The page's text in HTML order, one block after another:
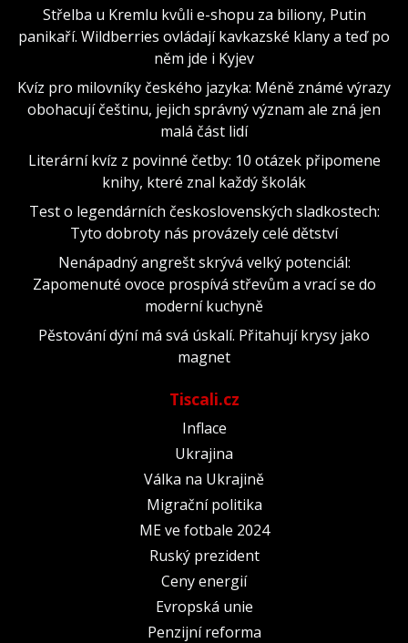
Střelba u Kremlu kvůli e-shopu za biliony, Putin
panikaří. Wildberries ovládají kavkazské klany a teď po
něm jde i Kyjev
Kvíz pro milovníky českého jazyka: Méně známé výrazy
obohacují češtinu, jejich správný význam ale zná jen
malá část lidí
Literární kvíz z povinné četby: 10 otázek připomene
knihy, které znal každý školák
Test o legendárních československých sladkostech:
Tyto dobroty nás provázely celé dětství
Nenápadný angrešt skrývá velký potenciál:
Zapomenuté ovoce prospívá střevům a vrací se do
moderní kuchyně
Pěstování dýní má svá úskalí. Přitahují krysy jako
magnet
Tiscali.cz
Inflace
Ukrajina
Válka na Ukrajině
Migrační politika
ME ve fotbale 2024
Ruský prezident
Ceny energií
Evropská unie
Penzijní reforma